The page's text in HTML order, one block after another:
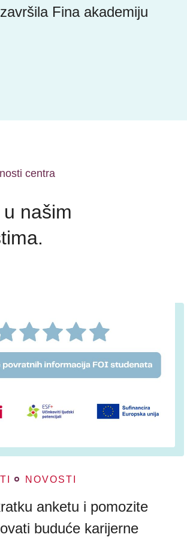
Fina akademiju
centra
našim
NOVOSTI
anketu i pomozite
buduće karijerne